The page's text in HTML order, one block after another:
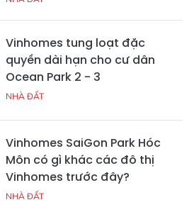
Vinhomes tung loạt đặc
quyền dài hạn cho cư dân
Ocean Park 2 - 3
NHÀ ĐẤT
Vinhomes SaiGon Park Hóc
Môn có gì khác các đô thị
Vinhomes trước đây?
NHÀ ĐẤT